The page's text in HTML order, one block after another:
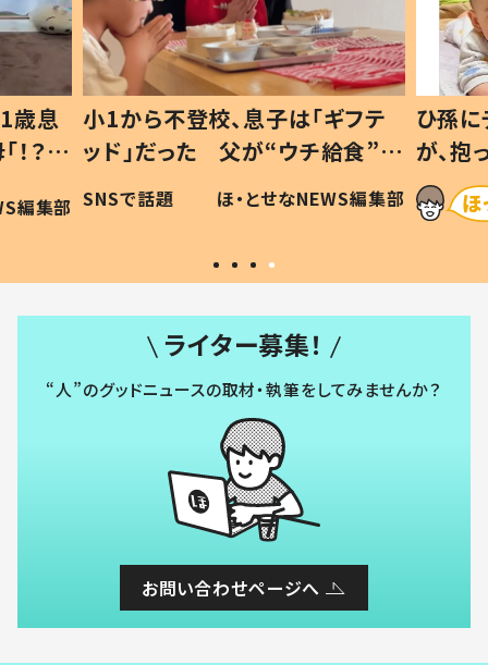
歳息
？」
編集部
小1から不登校、息子は「ギフテ
ッド」だった 父が“ウチ給食”を
作り続ける理由とは #令和の親
#令和の子
SNSで話題 ほ・とせなNEWS編集部
ひ孫
が、
「涙が
い」
ライター募集！
“人”のグッドニュースの取材・執筆をしてみませんか？
お問い合わせページへ